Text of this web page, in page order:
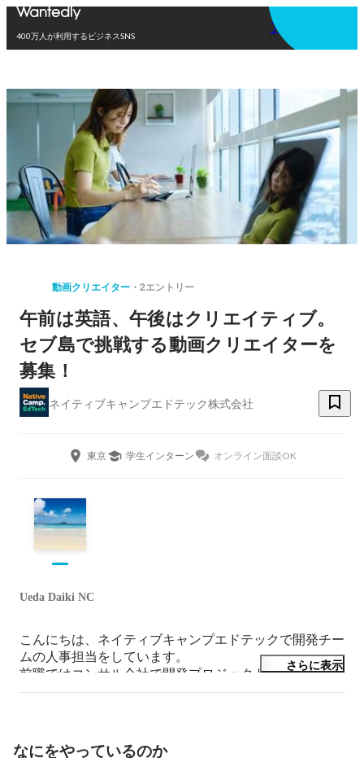
400万人が利用するビジネスSNS
アプリを使う
動画クリエイター 2エントリー
午前は英語、午後はクリエイティブ。
セブ島で挑戦する動画クリエイターを
募集！
ネイティブキャンプエドテック株式会社
東京 学生インターン オンライン面談OK
Ueda Daiki NC
こんにちは、ネイティブキャンプエドテックで開発チー
ムの人事担当をしています。
前職ではコンサル会社で開発プロジェクトに関わり、そ
の後、英語力を伸ばしたくてフィリピンへ飛び込みまし
ださい！
さらに表示
なにをやっているのか